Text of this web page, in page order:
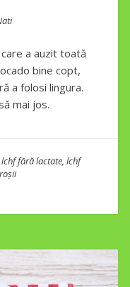
a auzit toată
bine copt,
a folosi lingura.
mai jos.
lchf fără lactate, lchf
roșii